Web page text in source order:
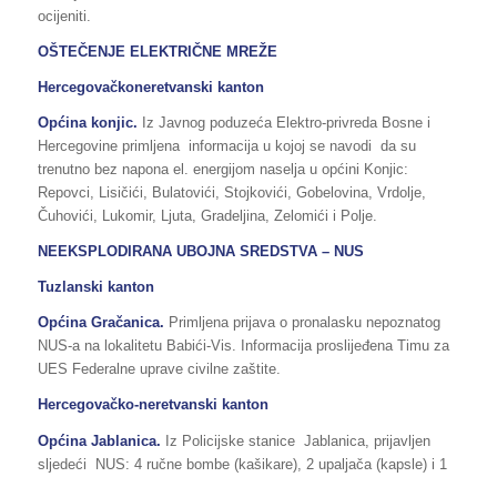
ocijeniti.
OŠTEČENJE ELEKTRIČNE MREŽE
Hercegovačkoneretvanski kanton
Općina konjic. Iz Javnog poduzeća Elektro-privreda Bosne i
Hercegovine primljena informacija u kojoj se navodi da su
trenutno bez napona el. energijom naselja u općini Konjic:
Repovci, Lisičići, Bulatovići, Stojkovići, Gobelovina, Vrdolje,
Čuhovići, Lukomir, Ljuta, Gradeljina, Zelomići i Polje.
NEEKSPLODIRANA UBOJNA SREDSTVA – NUS
Tuzlanski kanton
Općina Gračanica. Primljena prijava o pronalasku nepoznatog
NUS-a na lokalitetu Babići-Vis. Informacija proslijeđena Timu za
UES Federalne uprave civilne zaštite.
Hercegovačko-neretvanski kanton
Općina Jablanica. Iz Policijske stanice Jablanica, prijavljen
sljedeći NUS: 4 ručne bombe (kašikare), 2 upaljača (kapsle) i 1